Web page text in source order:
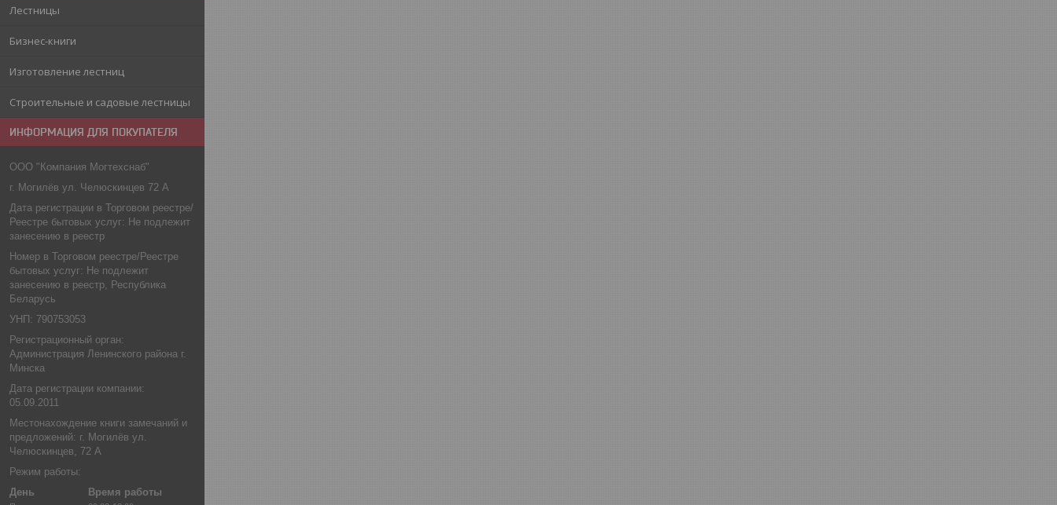
Лестницы
Бизнес-книги
Изготовление лестниц
Строительные и садовые лестницы
ИНФОРМАЦИЯ ДЛЯ ПОКУПАТЕЛЯ
ООО "Компания Могтехснаб"
г. Могилёв ул. Челюскинцев 72 А
Дата регистрации в Торговом реестре/
Реестре бытовых услуг: Не подлежит
занесению в реестр
Номер в Торговом реестре/Реестре
бытовых услуг: Не подлежит
занесению в реестр, Республика
Беларусь
УНП: 790753053
Регистрационный орган:
Администрация Ленинского района г.
Минска
Дата регистрации компании:
05.09.2011
Местонахождение книги замечаний и
предложений: г. Могилёв ул.
Челюскинцев, 72 А
Режим работы:
День
Время работы